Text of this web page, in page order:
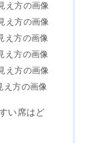
え方の画像
え方の画像
え方の画像
え方の画像
え方の画像
え方の画像
い席はど